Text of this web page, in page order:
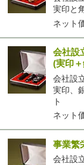
実印と
ネット
会社設
(実印
会社設
実印、
ト
ネット
事業繁
会社設